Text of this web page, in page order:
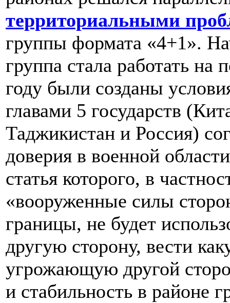
территориальными
группы формата «4+1».
группа стала работать на
году были созданы
главами 5 государств
Таджикистан и Россия)
доверия в военной
статья которого, в
«вооруженные силы
границы, не будет
другую сторону, вести
угрожающую другой
и стабильность в районе